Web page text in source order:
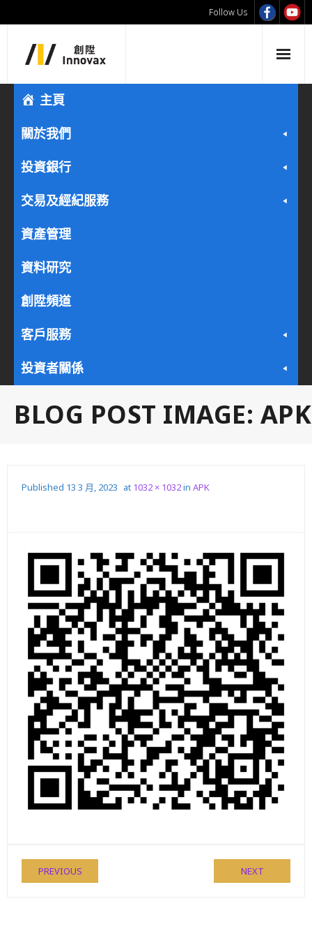
Follow Us
主頁
關於我們
投資銀行
交易及經紀服務
資產管理
資料研究
創陞頻道
客戶服務
投資者關係
BLOG POST IMAGE: APK
Published 13 3 月, 2023 at 1032 × 1032in APK
PREVIOUS NEXT